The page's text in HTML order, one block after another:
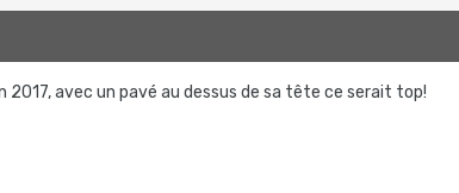
2017, avec un pavé au dessus de sa tête ce serait top!